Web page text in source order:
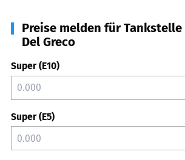
Preise melden für Tankstelle
Del Greco
Super (E10)
Super (E5)